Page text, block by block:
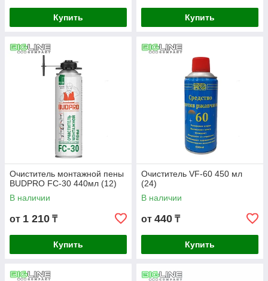
Купить Купить
Очиститель монтажной пены
BUDPRO FC-30 440мл (12)
В наличии
от 1 210 ₸
Купить
Очиститель VF-60 450 мл
(24)
В наличии
от 440 ₸
Купить